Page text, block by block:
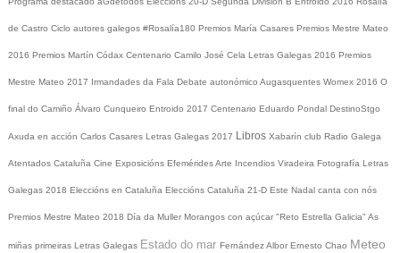
de Castro Ciclo autores galegos #Rosalía180 Premios María Casares Premios Mestre Mateo
2016 Premios Martín Códax Centenario Camilo José Cela Letras Galegas 2016 Premios
Mestre Mateo 2017 Irmandades da Fala Debate autonómico Augasquentes Womex 2016 O
final do Camiño Álvaro Cunqueiro Entroido 2017 Centenario Eduardo Pondal DestinoStgo
Axuda en acción Carlos Casares Letras Galegas 2017 Libros Xabarín club Radio Galega
Atentados Cataluña Cine Exposicións EfeméridesArte Incendios Viradeira Fotografía Letras
Galegas 2018 Eleccións en Cataluña Eleccións Cataluña 21-D Este Nadal canta con nós
Premios Mestre Mateo 2018 Día da Muller Morangos con açúcar "Reto Estrella Galicia" As
miñas primeiras Letras Galegas Estado do mar Fernández Albor Ernesto Chao Meteo